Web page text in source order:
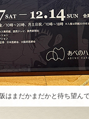
はまだかまだかと待ち望んで